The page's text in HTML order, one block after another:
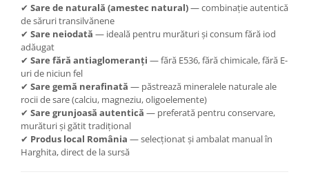
✔ Sare de naturală (amestec natural)— combinație autentică
de săruri transilvănene
✔ Sare neiodată — ideală pentru murături și consum fără iod
adăugat
✔ Sare fără antiaglomeranți — fără E536, fără chimicale, fără E-
uri de niciun fel
✔ Sare gemă nerafinată — păstrează mineralele naturale ale
rocii de sare (calciu, magneziu, oligoelemente)
✔ Sare grunjoasă autentică — preferată pentru conservare,
murături și gătit tradițional
✔ Produs local România — selecționat și ambalat manual în
Harghita, direct de la sursă